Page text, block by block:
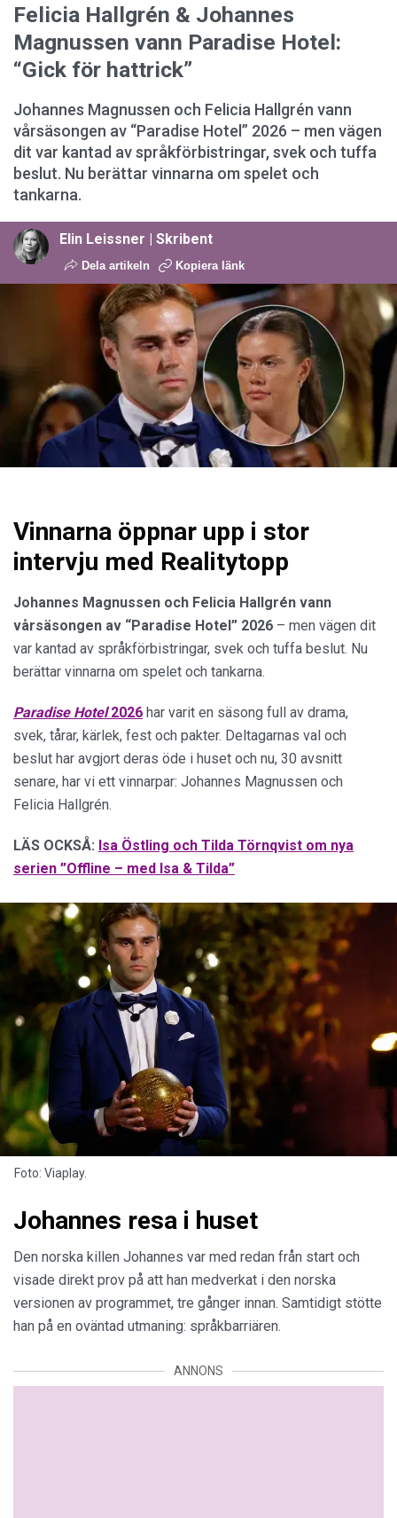
Felicia Hallgrén & Johannes
Magnussen vann Paradise Hotel:
“Gick för hattrick”
Johannes Magnussen och Felicia Hallgrén vann
vårsäsongen av “Paradise Hotel” 2026 – men vägen
dit var kantad av språkförbistringar, svek och tuffa
beslut. Nu berättar vinnarna om spelet och
tankarna.
Elin Leissner | Skribent
Dela artikeln Kopiera länk
Vinnarna öppnar upp i stor
intervju med Realitytopp
Johannes Magnussen och Felicia Hallgrén vann
vårsäsongen av “Paradise Hotel” 2026 – men vägen dit
var kantad av språkförbistringar, svek och tuffa beslut. Nu
berättar vinnarna om spelet och tankarna.
Paradise Hotel2026 har varit en säsong full av drama,
svek, tårar, kärlek, fest och pakter. Deltagarnas val och
beslut har avgjort deras öde i huset och nu, 30 avsnitt
senare, har vi ett vinnarpar: Johannes Magnussen och
Felicia Hallgrén.
LÄS OCKSÅ: Isa Östling och Tilda Törnqvist om nya
serien ”Offline – med Isa & Tilda”
Foto: Viaplay.
Johannes resa i huset
Den norska killen Johannes var med redan från start och
visade direkt prov på att han medverkat i den norska
versionen av programmet, tre gånger innan. Samtidigt stötte
han på en oväntad utmaning: språkbarriären.
ANNONS